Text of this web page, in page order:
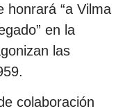
honrará “a Vilma
en la
las
colaboración